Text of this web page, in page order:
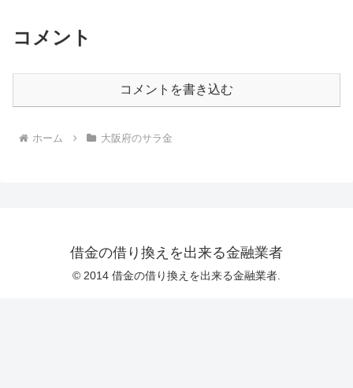
コメント
コメントを書き込む
ホーム 大阪府のサラ金
借金の借り換えを出来る金融業者
© 2014 借金の借り換えを出来る金融業者.